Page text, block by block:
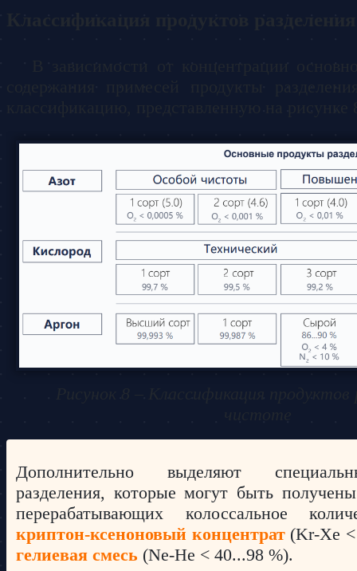
Дополнительно выделяют
разделения, которые могут быть
перерабатывающих колоссальное
криптон-ксеноновый концентрат(Kr-Xe
гелиевая смесь (Ne-He < 40...98 %).